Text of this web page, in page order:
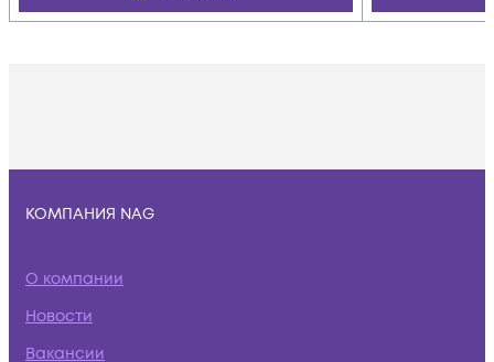
КОМПАНИЯ NAG
О компании
Новости
Вакансии